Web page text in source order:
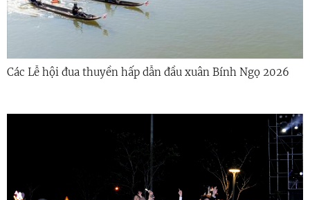
Các Lễ hội đua thuyền hấp dẫn đầu xuân Bính Ngọ 2026